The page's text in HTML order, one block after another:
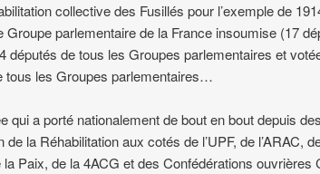
collective des Fusillés pour l’exemple de
Groupe parlementaire de la France insoumise (17
députés de tous les Groupes parlementaires et
tous les Groupes parlementaires…
qui a porté nationalement de bout en bout depuis
de la Réhabilitation aux cotés de l’UPF, de l’ARAC,
Paix, de la 4ACG et des Confédérations ouvrières